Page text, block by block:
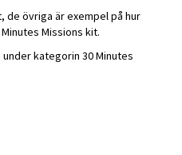
de övriga är exempel på hur
Missions kit.
under kategorin 30 Minutes